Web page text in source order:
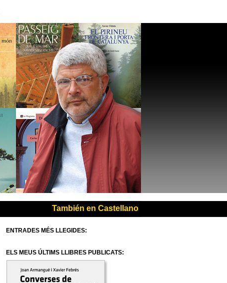
También en Castellano
ENTRADES MÉS LLEGIDES:
ELS MEUS ÚLTIMS LLIBRES PUBLICATS: